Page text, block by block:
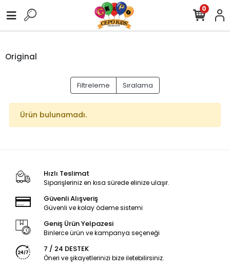
0
Original
Filtreleme Sıralama
Ürün bulunamadı.
Hızlı Teslimat
Siparişleriniz en kısa sürede elinize ulaşır.
Güvenli Alışveriş
Güvenli ve kolay ödeme sistemi
Geniş Ürün Yelpazesi
Binlerce ürün ve kampanya seçeneği
7 / 24 DESTEK
Öneri ve şikayetlerinizi bize iletebilirsiniz.